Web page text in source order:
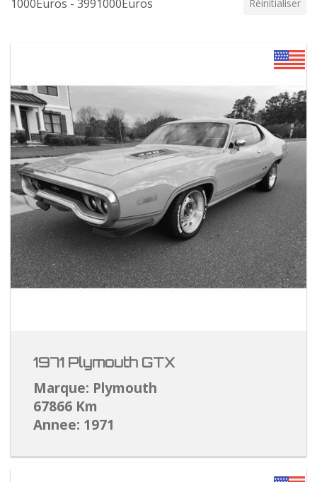
1000Euros - 3991000Euros Réinitialiser
1971 Plymouth GTX
Marque: Plymouth
67866 Km
Annee: 1971